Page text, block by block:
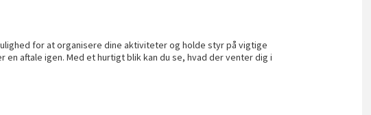
for at organisere dine aktiviteter og holde styr på vigtige
en aftale igen. Med et hurtigt blik kan du se, hvad der venter dig i